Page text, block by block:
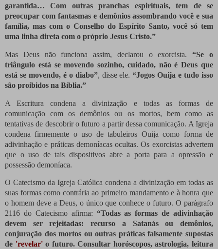
garantida… Com outras pranchas espirituais, tem de se
preocupar com fantasmas e demônios assombrando você e sua
família, mas com o Conselho do Espírito Santo, você só tem
uma linha direta com o próprio Jesus Cristo.”
Mas Deus não funciona assim, declarou o exorcista.“Se o
triângulo está se movendo sozinho, cuidado, não é Deus que
está se movendo, é o diabo”, disse ele.“Jogos Ouija e tudo isso
são proibidos na Bíblia.”
A Escritura condena a divinização e todas as formas de
comunicação com os demônios ou os mortos, bem como as
tentativas de descobrir o futuro a partir dessa comunicação. A Igreja
condena firmemente o uso de tabuleiros Ouija como forma de
adivinhação e práticas demoníacas ocultas.Os exorcistas advertem
que o uso de tais dispositivos abre a porta para a opressão e
possessão demoníaca.
O Catecismo da Igreja Católica condena a divinização em todas as
suas formas como contrária ao primeiro mandamento e à honra que
o homem deve a Deus, o único que conhece o futuro.O parágrafo
2116 do Catecismo afirma: “Todas as formas de adivinhação
devem ser rejeitadas: recurso a Satanás ou demônios,
conjuração dos mortos ou outras práticas falsamente supostas
de 'revelar'o futuro.Consultar horóscopos, astrologia, leitura